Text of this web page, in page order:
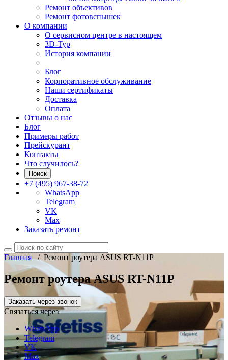
Ремонт объективов
Ремонт фотовспышек
О компании
О сервисном центре в настоящем
3D-Тур
История компании
Блог
Корпоративное обслуживание
Наши сертификаты
Доставка
Оплата
Отзывы о нас
Блог
Примеры работ
Прейскурант
Контакты
Что случилось?
Поиск
+7 (495) 967-38-72
WhatsApp
Telegram
VK
Max
Заказать ремонт
Главная/ Ремонт роутера ASUS RT-N11P
Ремонт роутера ASUS RT-N11P
Заказать через звонок
Связаться через
WhatsApp
Telegram
VK
Max